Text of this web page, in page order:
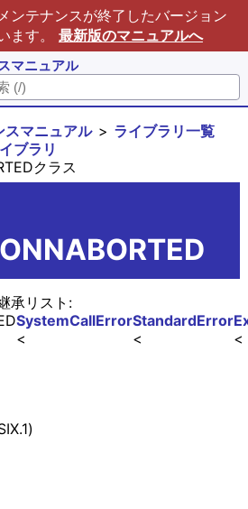
ンテナンスが終了したバージョン
ます。 最新版のマニュアルへ
マニュアル
マニュアル
ライブラリ一覧
ブラリ
クラス
承リスト:
StandardError
SystemCallError